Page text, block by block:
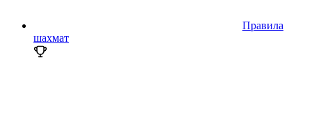
Правила
шахмат